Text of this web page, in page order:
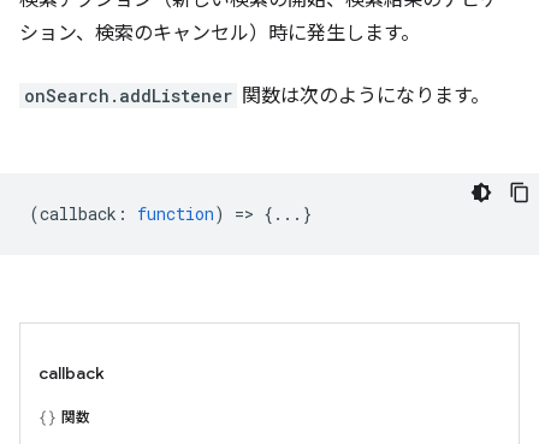
ション、検索のキャンセル）時に発生します。
onSearch.addListener 関数は次のようになります。
(callback : function) => {...}
callback
関数